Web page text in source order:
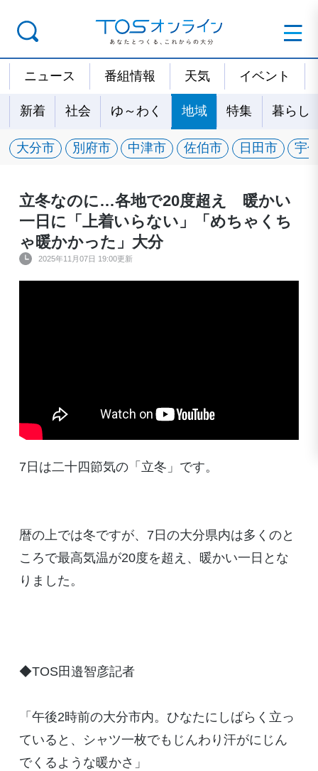
ニュース 番組情報 天気 イベント
新着 社会 ゆ～わく 地域 特集 暮らし
大分市 別府市 中津市 佐伯市 日田市 宇
立冬なのに…各地で20度超え 暖かい
一日に「上着いらない」「めちゃくち
ゃ暖かかった」大分
2025年11月07日 19:00更新
7日は二十四節気の「立冬」です。
暦の上では冬ですが、7日の大分県内は多くのと
ころで最高気温が20度を超え、暖かい一日とな
りました。
◆TOS田邉智彦記者
「午後2時前の大分市内。ひなたにしばらく立っ
ていると、シャツ一枚でもじんわり汗がにじん
でくるような暖かさ」